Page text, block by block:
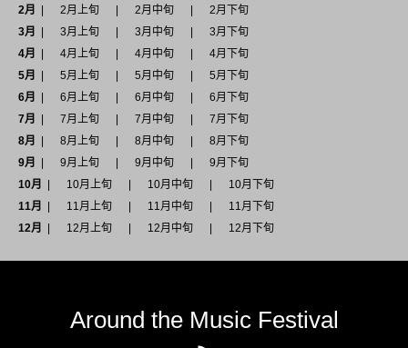
2月
2月上旬 2月中旬
2月下旬
3月
3月上旬 3月中旬
3月下旬
4月
4月上旬 4月中旬
4月下旬
5月
5月上旬 5月中旬
5月下旬
6月
6月上旬 6月中旬
6月下旬
7月
7月上旬 7月中旬
7月下旬
8月
8月上旬 8月中旬
8月下旬
9月
9月上旬 9月中旬
9月下旬
10月
10月上旬 10月中旬
10月下旬
11月
11月上旬 11月中旬
11月下旬
12月
12月上旬 12月中旬 12月下旬
Around the Music Festival